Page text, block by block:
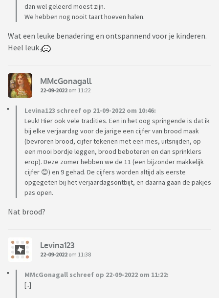
dan wel geleerd moest zijn.
We hebben nog nooit taart hoeven halen.
Wat een leuke benadering en ontspannend voor je kinderen.
Heel leuk
MMcGonagall
22-09-2022 om 11:22
Levina123 schreef op 21-09-2022 om 10:46:
Leuk! Hier ook vele tradities. Een in het oog springende is dat ik
bij elke verjaardag voor de jarige een cijfer van brood maak
(bevroren brood, cijfer tekenen met een mes, uitsnijden, op
een mooi bordje leggen, brood beboteren en dan sprinklers
erop). Deze zomer hebben we de 11 (een bijzonder makkelijk
cijfer 😊) en 9 gehad. De cijfers worden altijd als eerste
opgegeten bij het verjaardagsontbijt, en daarna gaan de pakjes
pas open.
Nat brood?
Levina123
22-09-2022 om 11:38
MMcGonagall schreef op 22-09-2022 om 11:22:
[..]